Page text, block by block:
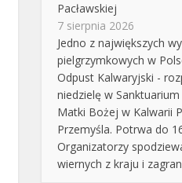
Pacławskiej
7 sierpnia 2026
Jedno z największych
pielgrzymkowych w
Odpust Kalwaryjski -
niedzielę w
Matki Bożej w Kalwarii
Przemyśla. Potrwa do
Organizatorzy
wiernych z kraju i